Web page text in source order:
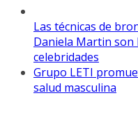
Las técnicas de
Daniela Martin
celebridades
Grupo LETI
salud masculina